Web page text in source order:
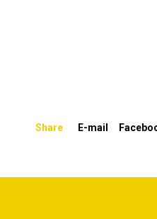
Share E-mail